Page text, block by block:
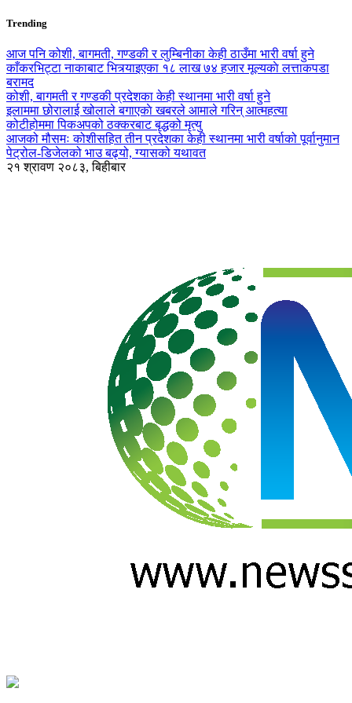
Trending
आज पनि कोशी, बागमती, गण्डकी र लुम्बिनीका केही ठाउँमा भारी वर्षा हुने
काँकरभिट्टा नाकाबाट भित्र्याइएका १८ लाख ७४ हजार मूल्यकाे लत्ताकपडा
बरामद
कोशी, बागमती र गण्डकी प्रदेशका केही स्थानमा भारी वर्षा हुने
इलाममा छोरालाई खोलाले बगाएकाे खबरले आमाले गरिन् आत्महत्या
कोटीहोममा पिकअपको ठक्करबाट बृद्धको मृत्यु
आजको मौसमः कोशीसहित तीन प्रदेशका केही स्थानमा भारी वर्षाको पूर्वानुमान
पेट्रोल-डिजेलको भाउ बढ्यो, ग्यासको यथावत
२१ श्रावण २०८३, बिहीबार